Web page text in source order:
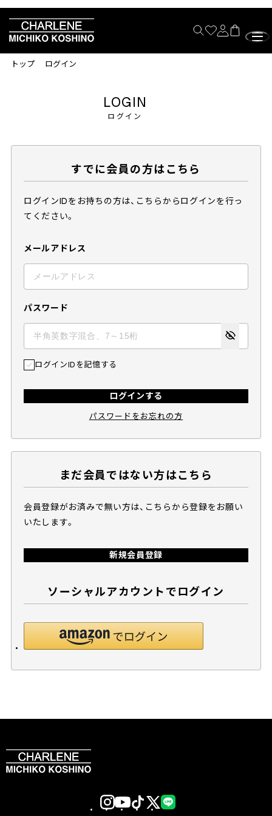
トップ ログイン
ログイン
LOGIN
すでに会員の方はこちら
ログインIDをお持ちの方は、こちらからログインを行っ
てください。
メールアドレス
パスワード
ログインIDを記憶する
ログインする
パスワードをお忘れの方
まだ会員ではない方はこちら
会員登録がお済みで無い方は、こちらから登録をお願い
いたします。
新規会員登録
ソーシャルアカウントでログイン